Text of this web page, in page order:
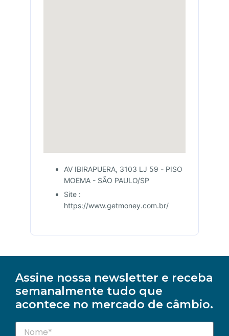
AV IBIRAPUERA, 3103 LJ 59 - PISO
MOEMA - SÃO PAULO/SP
Site :
https://www.getmoney.com.br/
Assine nossa newsletter e receba
semanalmente tudo que
acontece no mercado de câmbio.